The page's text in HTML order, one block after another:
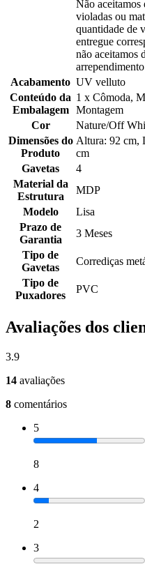
Não aceitamos
violadas ou
quantidade de
entregue
não aceitamos
Acabamento UV velluto
Conteúdo da
Embalagem
1 x Cômoda,
Montagem
Cor
Nature/Off
Dimensões do
Produto
Altura: 92 cm,
cm
Gavetas
4
Material da
Estrutura
MDP
Modelo
Lisa
Prazo de
Garantia
3 Meses
Tipo de
Gavetas
Corrediças
Tipo de
Puxadores
PVC
Avaliações dos
3.9
14 avaliações
8 comentários
5
8
4
2
3